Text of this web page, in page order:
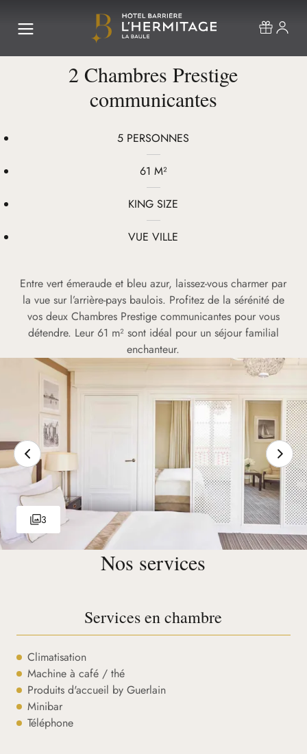
2 Chambres Prestige
communicantes
5 PERSONNES
61 M²
KING SIZE
VUE VILLE
Entre vert émeraude et bleu azur, laissez-vous charmer par
la vue sur l’arrière-pays baulois. Profitez de la sérénité de
vos deux Chambres Prestige communicantes pour vous
détendre. Leur 61 m² sont idéal pour un séjour familial
enchanteur.
3
Nos services
Services en chambre
Climatisation
Machine à café / thé
Produits d'accueil by Guerlain
Minibar
Téléphone